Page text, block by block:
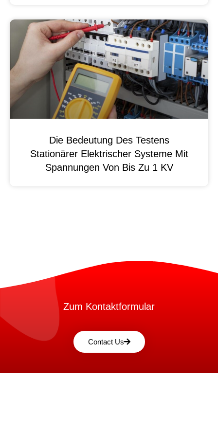
Die Bedeutung Des Testens
Stationärer Elektrischer Systeme Mit
Spannungen Von Bis Zu 1 KV
Zum Kontaktformular
Contact Us